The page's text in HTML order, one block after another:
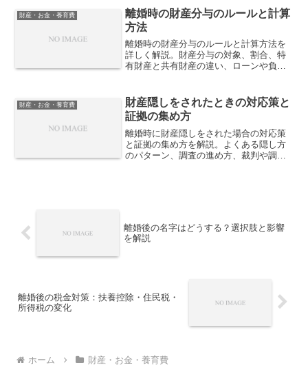
財産・お金・養育費
離婚時の財産分与のルールと計算
方法
離婚時の財産分与のルールと計算方法を
詳しく解説。財産分与の対象、割合、特
有財産と共有財産の違い、ローンや負債
財産・お金・養育費
財産隠しをされたときの対応策と
証拠の集め方
離婚時に財産隠しをされた場合の対応策
と証拠の集め方を解説。よくある隠し方
のパターン、調査の進め方、裁判や調停
離婚後の名字はどうする？選択肢と影響
を解説
離婚後の税金対策：扶養控除・住民税・
所得税の変化
ホーム 財産・お金・養育費